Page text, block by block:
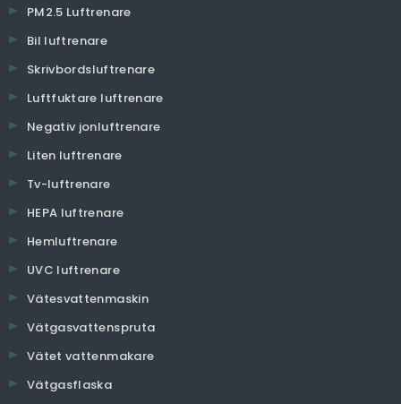
PM2.5 Luftrenare
Bil luftrenare
Skrivbordsluftrenare
Luftfuktare luftrenare
Negativ jonluftrenare
Liten luftrenare
Tv-luftrenare
HEPA luftrenare
Hemluftrenare
UVC luftrenare
Vätesvattenmaskin
Vätgasvattenspruta
Vätet vattenmakare
Vätgasflaska